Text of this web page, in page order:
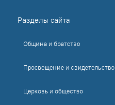
Разделы сайта
Община и братство
Просвещение и свидетельство
Церковь и общество